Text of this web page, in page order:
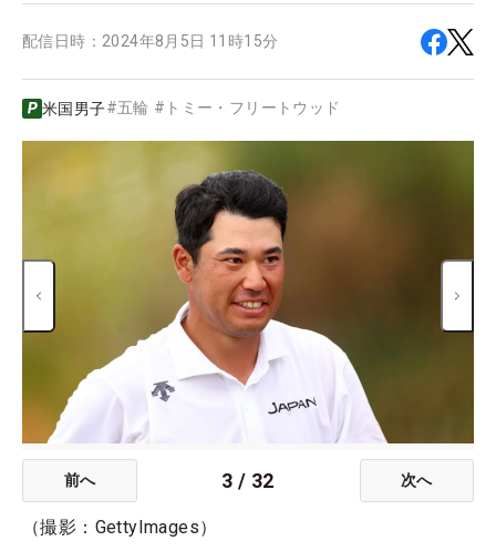
配信日時： 2024年8月5日 11時15分
米国男子#五輪 # トミー・フリートウッド
前へ 3 / 32 次へ
（撮影：GettyImages）